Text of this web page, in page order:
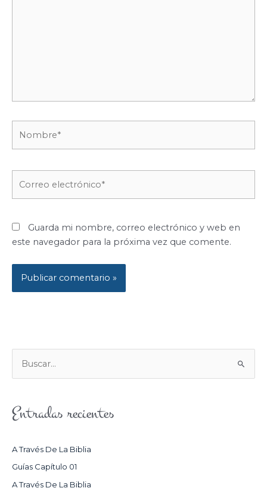
Guarda mi nombre, correo electrónico y web en
este navegador para la próxima vez que comente.
U
C
Entradas recientes
A Través De La Biblia
Guías Capítulo 01
A Través De La Biblia